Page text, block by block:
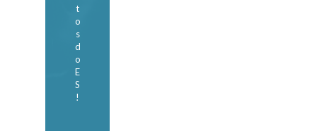
t
o
s
d
o
E
S
!